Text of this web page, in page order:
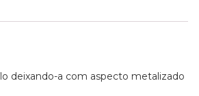
deixando-a com aspecto metalizado